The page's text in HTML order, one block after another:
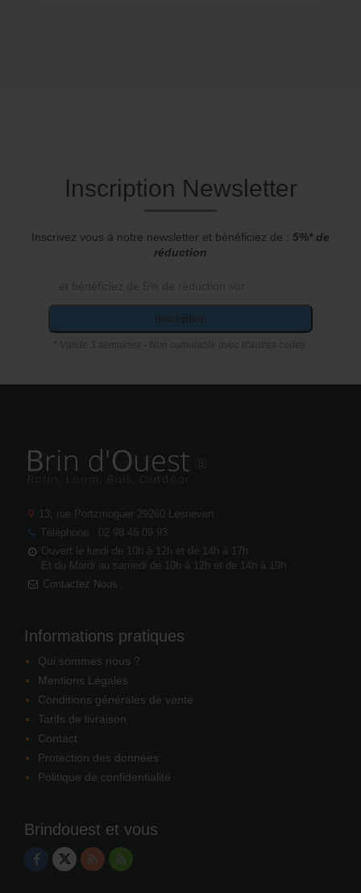
Inscription Newsletter
Inscrivez vous à notre newsletter et bénéficiez de : 5%* de
réduction
Inscription
13, rue Portzmoguer 29260 Lesneven
Téléphone : 02 98 46 09 93
Ouvert le lundi de 10h à 12h et de 14h à 17h
Et du Mardi au samedi de 10h à 12h et de 14h à 19h
Contactez Nous
Informations pratiques
Qui sommes nous ?
Mentions Légales
Conditions générales de vente
Tarifs de livraison
Contact
Protection des données
Politique de confidentialité
Brindouest et vous